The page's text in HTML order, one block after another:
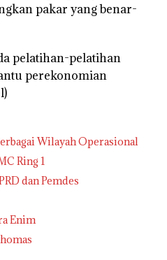
pakar yang benar-
pelatihan-pelatihan
perekonomian
Wilayah Operasional
Ring 1
dan Pemdes
Enim